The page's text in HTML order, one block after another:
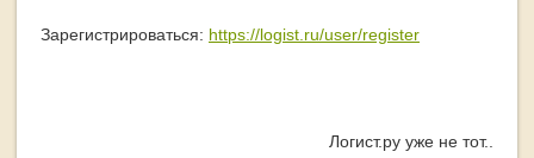
Зарегистрироваться: https://logist.ru/user/register
Логист.ру уже не тот..